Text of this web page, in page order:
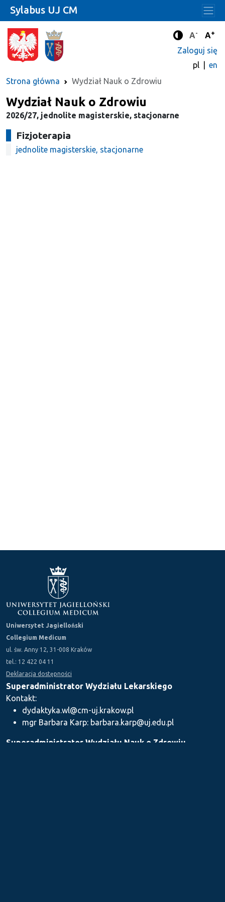
Tryb
A- A+
Zaloguj się
pl
en
Strona główna
Wydział Nauk o Zdrowiu
Sylabus UJ CM
Wydział Nauk o Zdrowiu
2026/27, jednolite magisterskie, stacjonarne
Fizjoterapia
jednolite magisterskie, stacjonarne
Uniwersytet Jagielloński
Collegium Medicum
ul. św. Anny 12, 31-008 Kraków
tel.: 12 422 04 11
Deklaracja dostępności
Superadministrator Wydziału Lekarskiego
Kontakt:
dydaktyka.wl@cm-uj.krakow.pl
mgr Barbara Karp: barbara.karp@uj.edu.pl
Superadministrator Wydziału Nauk o Zdrowiu